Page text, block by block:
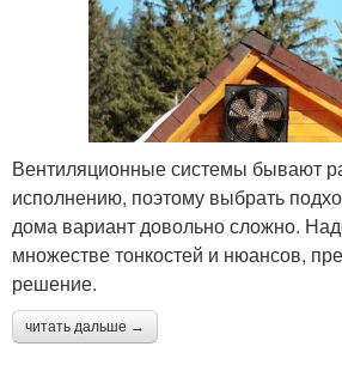
Вентиляционные системы бывают
исполнению, поэтому выбрать
дома вариант довольно сложно.
множестве тонкостей и нюансов,
решение.
читать дальше →